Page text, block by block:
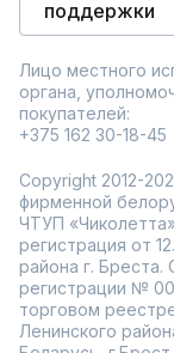
поддержки
Лицо местного
органа,
покупателей:
+375 162 30-18-45
Copyright 2012-
фирменной
ЧТУП
регистрация от
района г. Бреста.
регистрации №
торговом
Ленинского